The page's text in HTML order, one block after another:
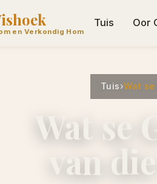
en Verkondig Hom
Tuis Oor
Tuis›Wat
Wat se
van